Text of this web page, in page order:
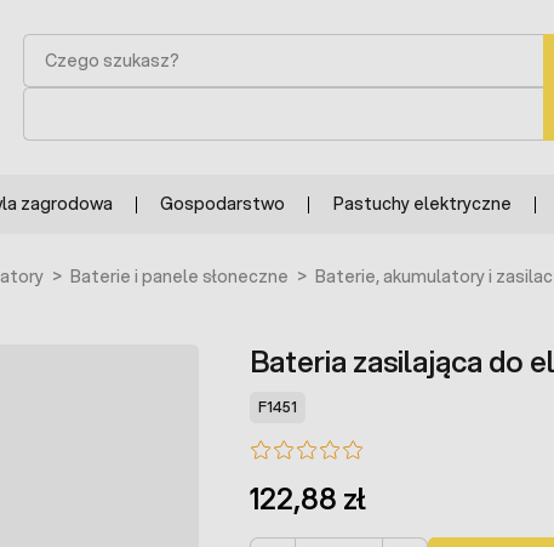
Szukaj
Szukaj
zagrodowa Gospodarstwo Pastuchy elektryczne
> Baterie i panele słoneczne > Baterie, akumulatory i
Bateria zasilająca do
F1451
122,88 zł